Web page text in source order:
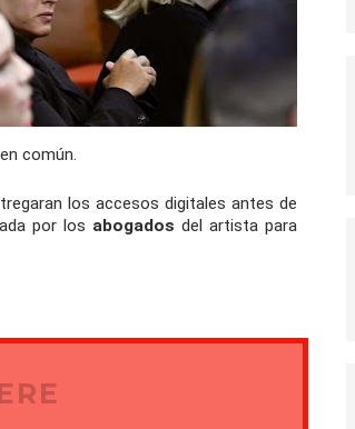
común.
los accesos digitales antes de
por los abogados del artista para